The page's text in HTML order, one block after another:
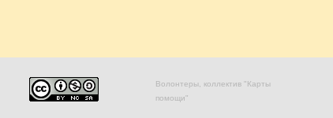
Волонтеры, коллектив "Карты
помощи"